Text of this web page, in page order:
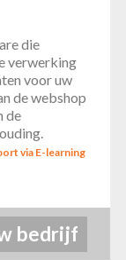
die
verwerking
voor uw
de webshop
de
via E-learning
bedrijf